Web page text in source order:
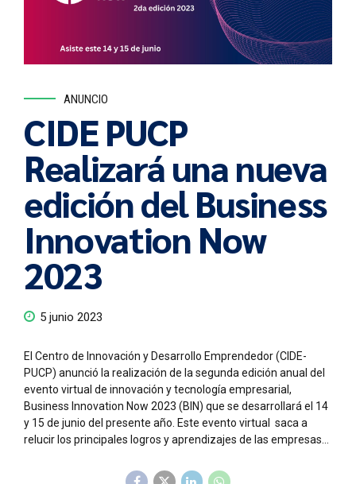
ANUNCIO
CIDE PUCP
Realizará una nueva
edición del Business
Innovation Now
2023
5 junio 2023
El Centro de Innovación y Desarrollo Emprendedor (CIDE-
PUCP) anunció la realización de la segunda edición anual del
evento virtual de innovación y tecnología empresarial,
Business Innovation Now 2023 (BIN) que se desarrollará el 14
y 15 de junio del presente año. Este evento virtual saca a
relucir los principales logros y aprendizajes de las empresas...